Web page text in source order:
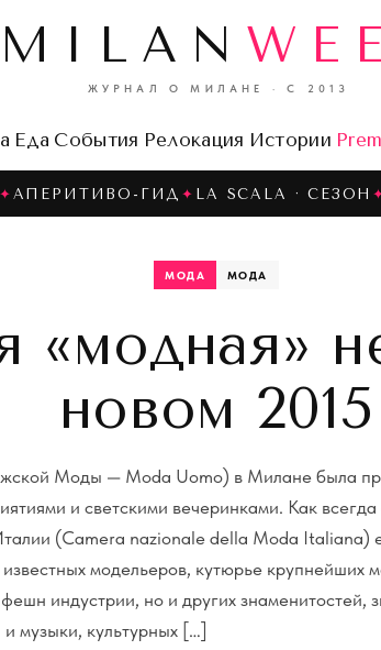
MILAN
ЖУРНАЛ О МИЛАНЕ · С 2013
Еда События Релокация Истории
✦ АПЕРИТИВО-ГИД ✦ LA SCALA · СЕЗОН
МОДА МОДА
«модная»
новом 2015
Моды — Moda Uomo) в Милане была
и светскими вечеринками. Как всегда
(Camera nazionale della Moda Italiana)
модельеров, кутюрье крупнейших
индустрии, но и других знаменитостей,
и музыки, культурных […]